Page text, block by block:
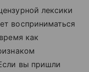
лексики
восприниматься
как
вы пришли